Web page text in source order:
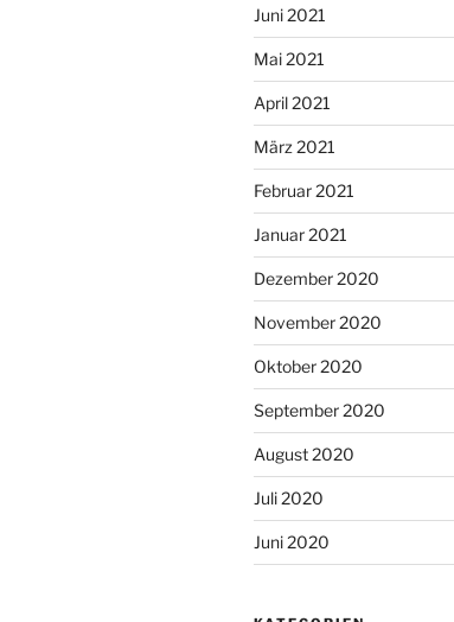
Juni 2021
Mai 2021
April 2021
März 2021
Februar 2021
Januar 2021
Dezember 2020
November 2020
Oktober 2020
September 2020
August 2020
Juli 2020
Juni 2020